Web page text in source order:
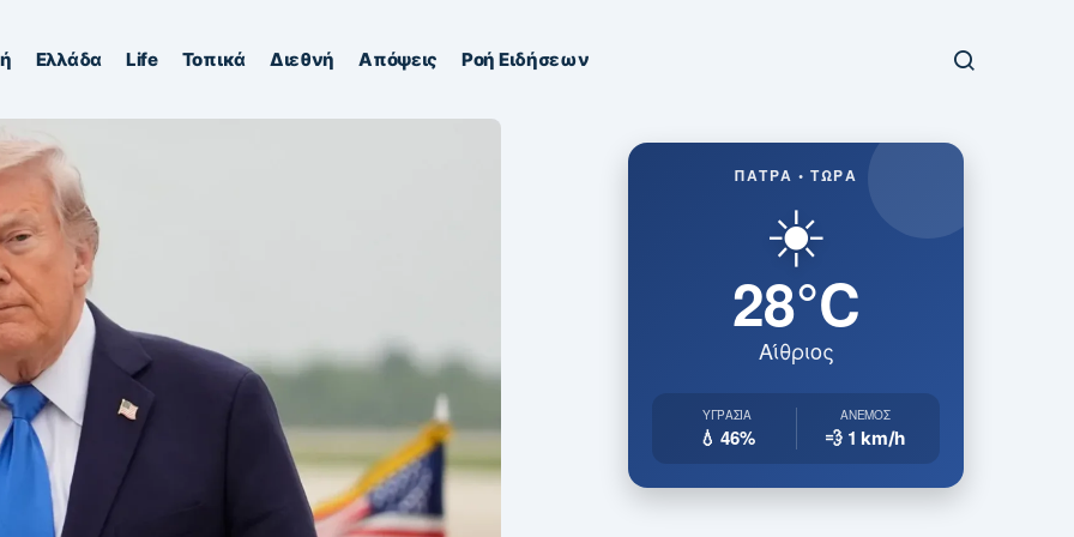
Ελλάδα Life Τοπικά Διεθνή Απόψεις Ροή Ειδήσεων
ΠΆΤΡΑ • ΤΏΡΑ
☀️
28°C
Αίθριος
ΥΓΡΑΣΊΑ
💧 46%
ΆΝΕΜΟΣ
💨 1km/h